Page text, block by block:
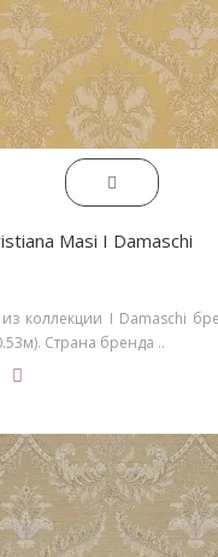
Masi I Damaschi
коллекции I Damaschi
Страна бренда ..